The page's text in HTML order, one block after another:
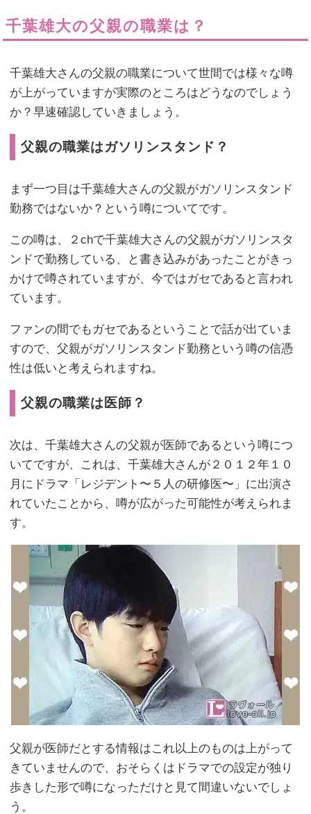
千葉雄大の父親の職業は？
千葉雄大さんの父親の職業について世間では様々な噂
が上がっていますが実際のところはどうなのでしょう
か？早速確認していきましょう。
父親の職業はガソリンスタンド？
まず一つ目は千葉雄大さんの父親がガソリンスタンド
勤務ではないか？という噂についてです。
この噂は、２chで千葉雄大さんの父親がガソリンスタ
ンドで勤務している、と書き込みがあったことがきっ
かけで噂されていますが、今ではガセであると言われ
ています。
ファンの間でもガセであるということで話が出ていま
すので、父親がガソリンスタンド勤務という噂の信憑
性は低いと考えられますね。
父親の職業は医師？
次は、千葉雄大さんの父親が医師であるという噂につ
いてですが、これは、千葉雄大さんが２０１２年１０
月にドラマ「レジデント〜５人の研修医〜」に出演さ
れていたことから、噂が広がった可能性が考えられま
す。
父親が医師だとする情報はこれ以上のものは上がって
きていませんので、おそらくはドラマでの設定が独り
歩きした形で噂になっただけと見て間違いないでしょ
う。